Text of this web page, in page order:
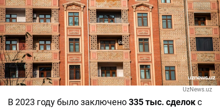
UzNews.uz
В 2023 году было заключено335 тыс. сделокс